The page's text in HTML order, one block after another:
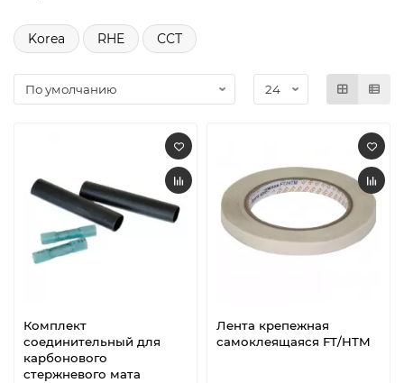
Korea RHE ССТ
Комплект
соединительный для
карбонового
стержневого мата
Лента крепежная
самоклеящаяся FT/HTM